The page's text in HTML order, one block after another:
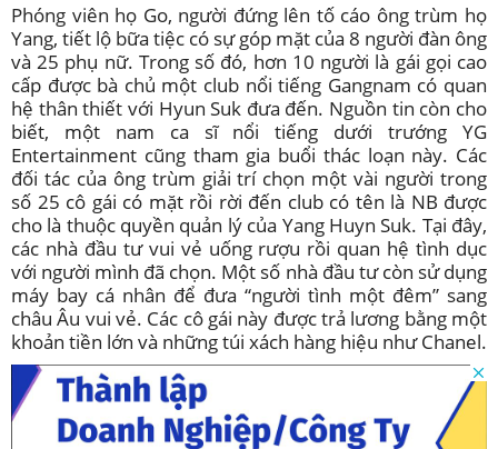
Phóng viên họ Go, người đứng lên tố cáo ông trùm họ
Yang, tiết lộ bữa tiệc có sự góp mặt của 8 người đàn ông
và 25 phụ nữ. Trong số đó, hơn 10 người là gái gọi cao
cấp được bà chủ một club nổi tiếng Gangnam có quan
hệ thân thiết với Hyun Suk đưa đến. Nguồn tin còn cho
biết, một nam ca sĩ nổi tiếng dưới trướng YG
Entertainment cũng tham gia buổi thác loạn này. Các
đối tác của ông trùm giải trí chọn một vài người trong
số 25 cô gái có mặt rồi rời đến club có tên là NB được
cho là thuộc quyền quản lý của Yang Huyn Suk. Tại đây,
các nhà đầu tư vui vẻ uống rượu rồi quan hệ tình dục
với người mình đã chọn. Một số nhà đầu tư còn sử dụng
máy bay cá nhân để đưa “người tình một đêm” sang
châu Âu vui vẻ. Các cô gái này được trả lương bằng một
khoản tiền lớn và những túi xách hàng hiệu như Chanel.